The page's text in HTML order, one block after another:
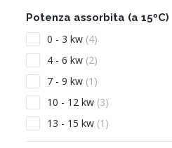
Potenza assorbita (a 15ºC)
0 - 3 kw (4)
4 - 6 kw (2)
7 - 9 kw (1)
10 - 12 kw (3)
13 - 15 kw (1)